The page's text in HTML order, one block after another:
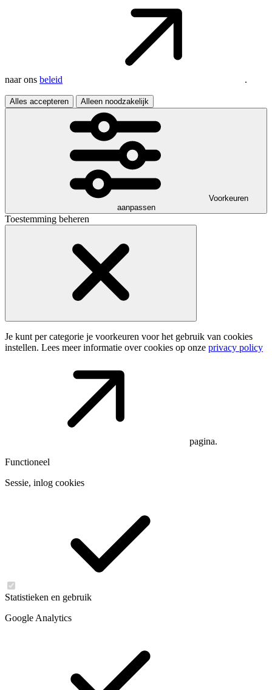
naar ons beleid .
Alles accepteren Alleen noodzakelijk
Voorkeuren
aanpassen
Toestemming beheren
Je kunt per categorie je voorkeuren voor het gebruik van cookies
instellen. Lees meer informatie over cookies op onze privacy policy
pagina.
Functioneel
Sessie, inlog cookies
Statistieken en gebruik
Google Analytics